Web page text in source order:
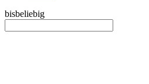
bisbeliebig